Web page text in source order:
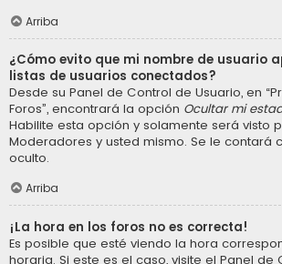
Arriba
¿Cómo evito que mi nombre de usuario
listas de usuarios conectados?
Desde su Panel de Control de Usuario, en
Foros”, encontrará la opción Ocultar mi
Habilite esta opción y solamente será visto
Moderadores y usted mismo. Se le contará
oculto.
Arriba
¡La hora en los foros no es correcta!
Es posible que esté viendo la hora
horaria. Si este es el caso, visite el Panel de